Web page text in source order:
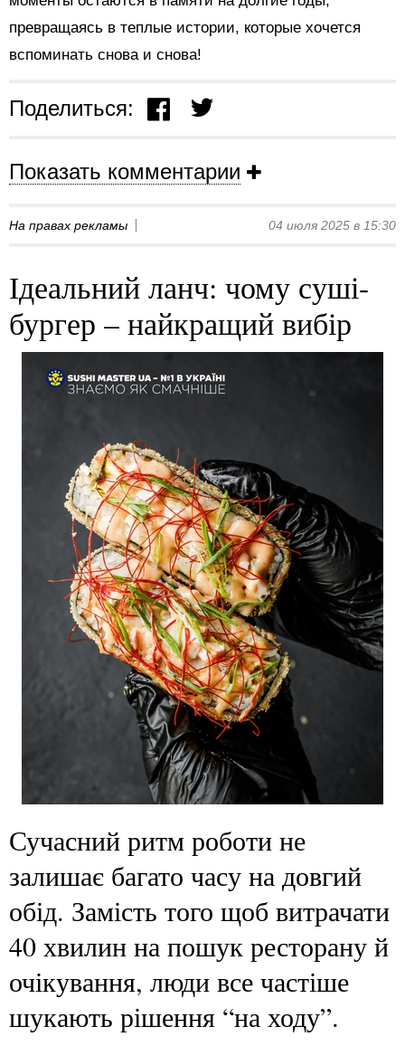
превращаясь в теплые истории, которые хочется
вспоминать снова и снова!
Поделиться:
Показать комментарии
На правах рекламы 04 июля 2025 в 15:30
Ідеальний ланч: чому суші-
бургер – найкращий вибір
Сучасний ритм роботи не
залишає багато часу на довгий
обід. Замість того щоб витрачати
40 хвилин на пошук ресторану й
очікування, люди все частіше
шукають рішення “на ходу”.